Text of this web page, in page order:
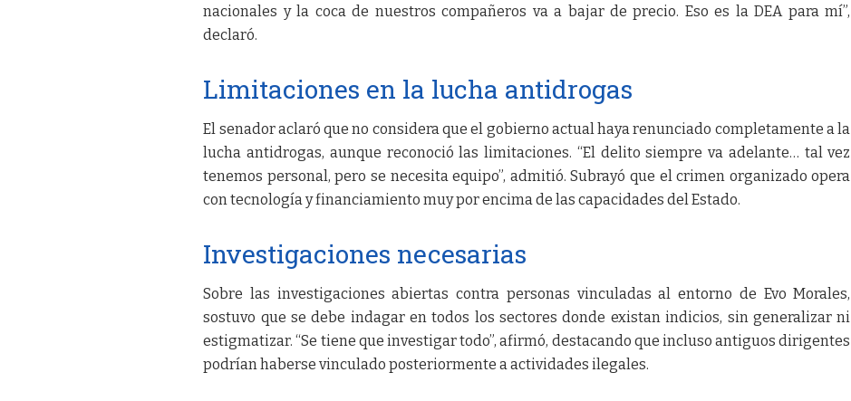
nacionales y la coca de nuestros compañeros va a bajar de precio. Eso es la DEA para mí”,
declaró.
Limitaciones en la lucha antidrogas
El senador aclaró que no considera que el gobierno actual haya renunciado completamente a la
lucha antidrogas, aunque reconoció las limitaciones. “El delito siempre va adelante… tal vez
tenemos personal, pero se necesita equipo”, admitió. Subrayó que el crimen organizado opera
con tecnología y financiamiento muy por encima de las capacidades del Estado.
Investigaciones necesarias
Sobre las investigaciones abiertas contra personas vinculadas al entorno de Evo Morales,
sostuvo que se debe indagar en todos los sectores donde existan indicios, sin generalizar ni
estigmatizar. “Se tiene que investigar todo”, afirmó, destacando que incluso antiguos dirigentes
podrían haberse vinculado posteriormente a actividades ilegales.